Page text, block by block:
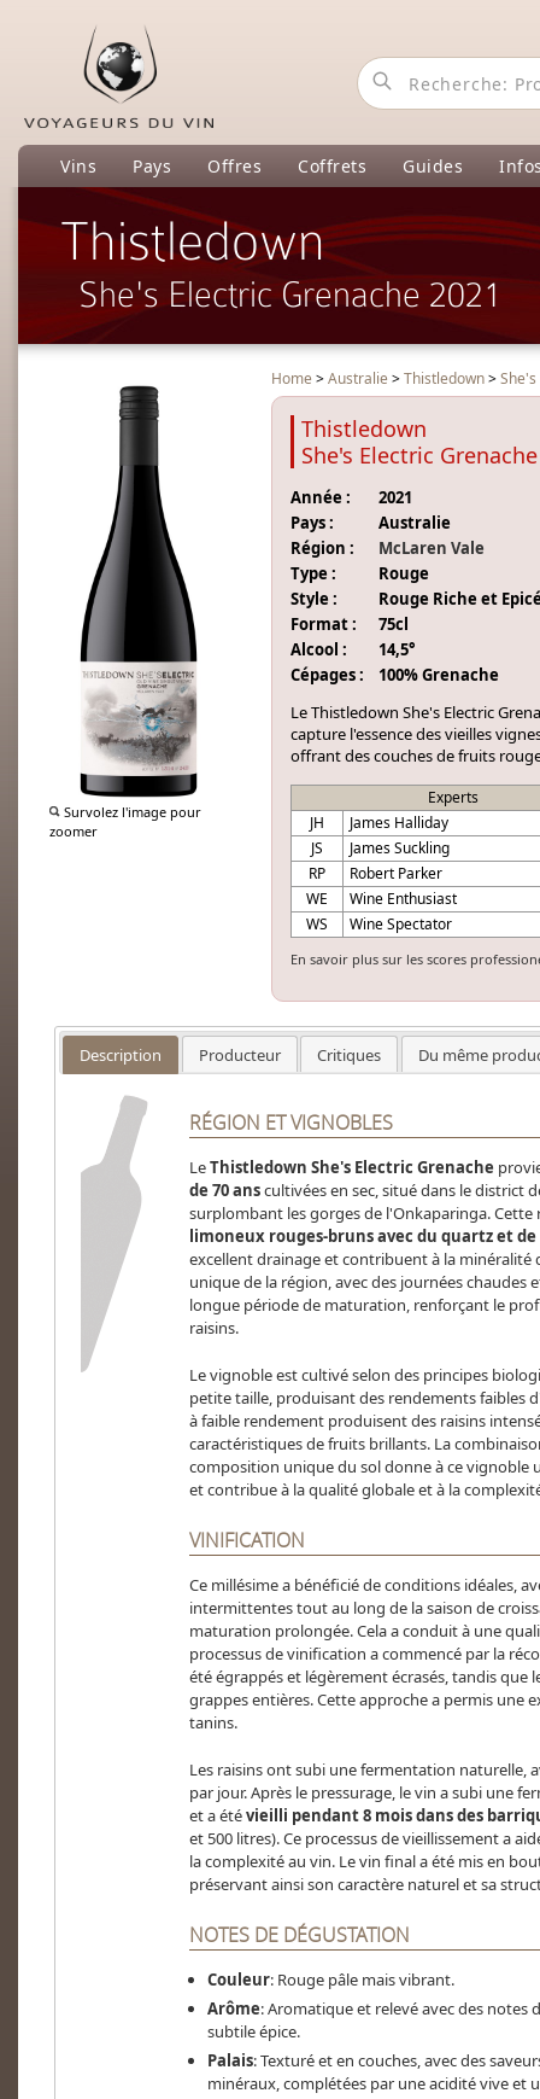
Vins Pays Offres Coffrets Guides
Thistledown
She's Electric Grenache 2021
Survolez l'image pour
zoomer
Home >Australie >Thistledown>
Thistledown
She's Electric
Année :
2021
Pays :
Australie
Région :
McLaren Vale
Type :
Rouge
Style :
Rouge Riche et
Format :
75cl
Alcool :
14,5°
Cépages :
100% Grenache
Le Thistledown She's Electric
capture l'essence des vieilles
offrant des couches de fruits
Experts
JH
James Halliday
JS
James Suckling
RP
Robert Parker
WE
Wine Enthusiast
WS
Wine Spectator
En savoir plus sur les scores
Description Producteur Critiques Du même
RÉGION ET VIGNOBLES
LeThistledown She's Electric Grenache
de 70 anscultivées en sec, situé dans le district
surplombant les gorges de l'Onkaparinga.
limoneux rouges-bruns avec du quartz et
excellent drainage et contribuent à la minéralité
unique de la région, avec des journées chaudes
longue période de maturation, renforçant le
raisins.
Le vignoble est cultivé selon des principes
petite taille, produisant des rendements faibles
à faible rendement produisent des raisins
caractéristiques de fruits brillants. La
composition unique du sol donne à ce vignoble
et contribue à la qualité globale et à la
VINIFICATION
Ce millésime a bénéficié de conditions idéales,
intermittentes tout au long de la saison de
maturation prolongée. Cela a conduit à une
processus de vinification a commencé par la
été égrappés et légèrement écrasés, tandis que
grappes entières. Cette approche a permis une
tanins.
Les raisins ont subi une fermentation naturelle,
par jour. Après le pressurage, le vin a subi une
et a étévieilli pendant 8 mois dans des
et 500 litres). Ce processus de vieillissement a
la complexité au vin. Le vin final a été mis en
préservant ainsi son caractère naturel et sa
NOTES DE DÉGUSTATION
Couleur: Rouge pâle mais vibrant.
Arôme: Aromatique et relevé avec des notes
subtile épice.
Palais: Texturé et en couches, avec des
minéraux, complétées par une acidité vive et